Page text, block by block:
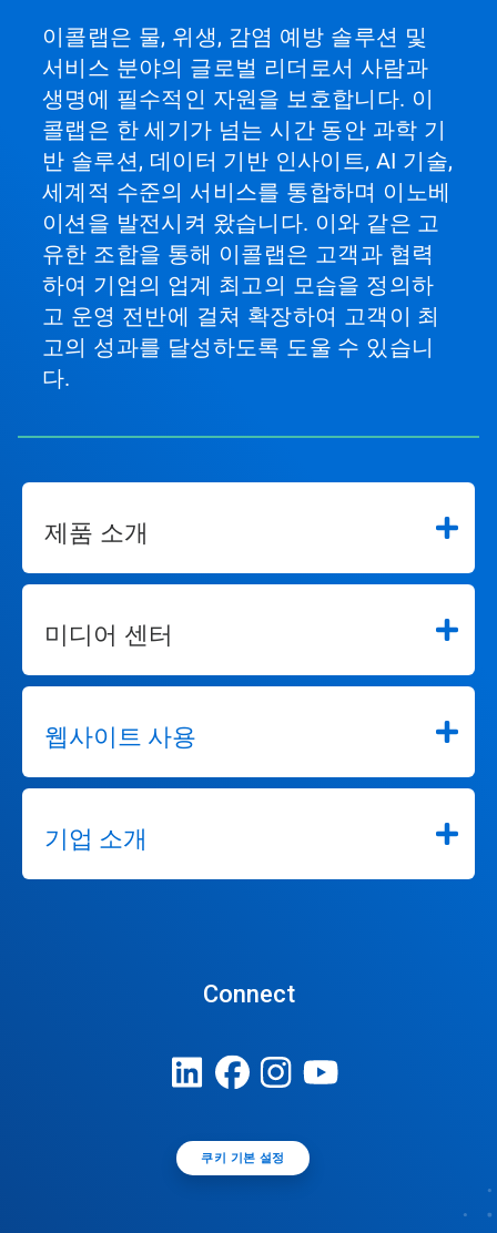
이콜랩은 물, 위생, 감염 예방 솔루션 및
서비스 분야의 글로벌 리더로서 사람과
생명에 필수적인 자원을 보호합니다. 이
콜랩은 한 세기가 넘는 시간 동안 과학 기
반 솔루션, 데이터 기반 인사이트, AI 기술,
세계적 수준의 서비스를 통합하며 이노베
이션을 발전시켜 왔습니다. 이와 같은 고
유한 조합을 통해 이콜랩은 고객과 협력
하여 기업의 업계 최고의 모습을 정의하
고 운영 전반에 걸쳐 확장하여 고객이 최
고의 성과를 달성하도록 도울 수 있습니
다.
제품 소개
미디어 센터
웹사이트 사용
기업 소개
Connect
쿠키 기본 설정